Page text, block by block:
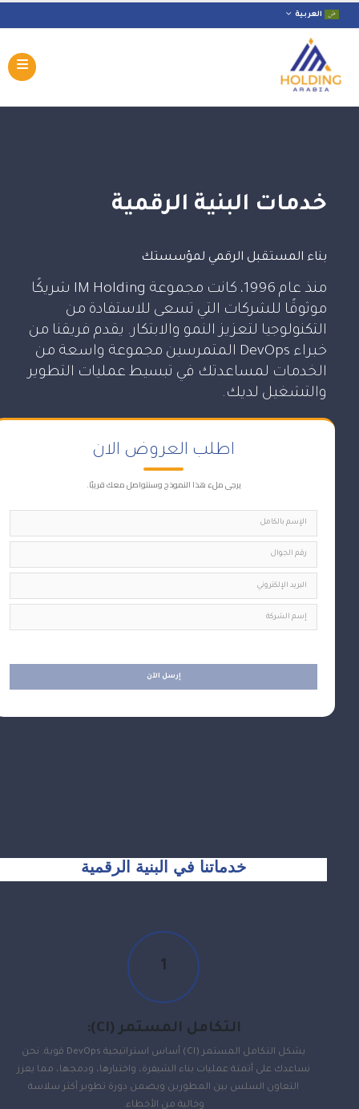
العربية
خدمات البنية الرقمية
بناء المستقبل الرقمي لمؤسستك
منذ عام 1996، كانت مجموعة IM Holding شريكًا
موثوقًا للشركات التي تسعى للاستفادة من
التكنولوجيا لتعزيز النمو والابتكار. يقدم فريقنا من
خبراء DevOps المتمرسين مجموعة واسعة من
الخدمات لمساعدتك في تبسيط عمليات التطوير
والتشغيل لديك.
اطلب العروض الان
يرجى ملء هذا النموذج وسنتواصل معك قريبًا.
خدماتنا في البنية الرقمية
1
التكامل المستمر (CI):
يشكل التكامل المستمر (CI) أساس استراتيجية DevOps قوية. نحن
نساعدك على أتمتة عمليات بناء الشيفرة، واختبارها، ودمجها، مما يعزز
التعاون السلس بين المطورين ويضمن دورة تطوير أكثر سلاسة
وخالية من الأخطاء.